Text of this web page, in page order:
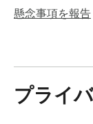
・不具合報告ペ
APIキー、フィ
懸念事項を報告
プライ